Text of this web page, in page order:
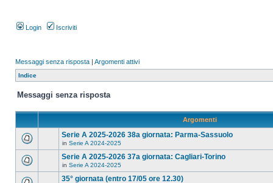
Login Iscriviti
Messaggi senza risposta | Argomenti attivi
Indice
Messaggi senza risposta
Argomenti
Serie A 2025-2026 38a giornata: Parma-Sassuolo
in Serie A 2024-2025
Serie A 2025-2026 37a giornata: Cagliari-Torino
in Serie A 2024-2025
35° giornata (entro 17/05 ore 12.30)